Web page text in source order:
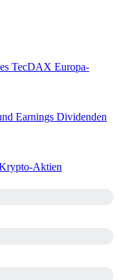
TecDAX Europa-
Earnings Dividenden
Aktien